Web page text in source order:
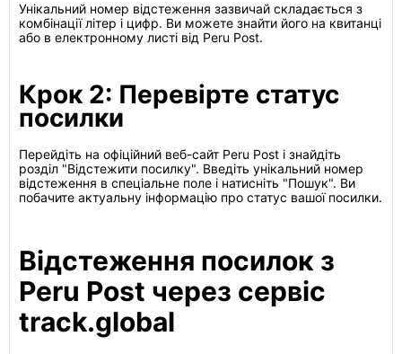
Унікальний номер відстеження зазвичай складається з
комбінації літер і цифр. Ви можете знайти його на квитанці
або в електронному листі від Peru Post.
Крок 2: Перевірте статус
посилки
Перейдіть на офіційний веб-сайт Peru Post і знайдіть
розділ "Відстежити посилку". Введіть унікальний номер
відстеження в спеціальне поле і натисніть "Пошук". Ви
побачите актуальну інформацію про статус вашої посилки.
Відстеження посилок з
Peru Post через сервіс
track.global